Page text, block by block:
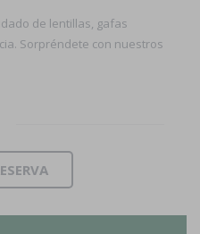
de lentillas, gafas
Sorpréndete con nuestros